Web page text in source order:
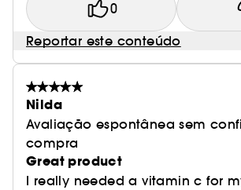
0
Reportar este conteúdo
Nilda
Avaliação espontânea sem
compra
Great product
I really needed a vitamin c for